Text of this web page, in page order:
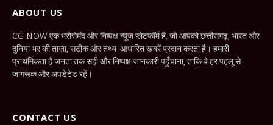
ABOUT US
CG NOW एक भरोसेमंद और निष्पक्ष न्यूज़ प्लेटफॉर्म है, जो आपको छत्तीसगढ़, भारत और
दुनिया भर की ताज़ा, सटीक और तथ्य-आधारित खबरें प्रदान करता है। हमारी
प्राथमिकता है जनता तक सही और निष्पक्ष जानकारी पहुँचाना, ताकि वे हर पहलू से
जागरूक और अपडेटेड रहें।
CONTACT US